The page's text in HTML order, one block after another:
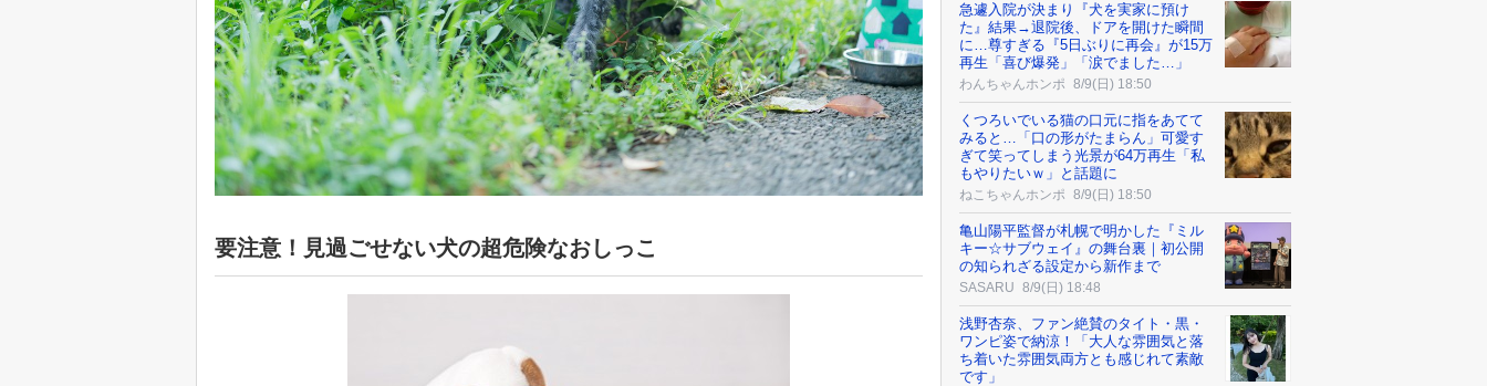
要注意！見過ごせない犬の超危険なおしっこ
急遽入院が決まり『犬を実家に預け
た』結果→退院後、ドアを開けた瞬間
に…尊すぎる『5日ぶりに再会』が15万
再生「喜び爆発」「涙でました…」
わんちゃんホンポ 8/9(日) 18:50
くつろいでいる猫の口元に指をあてて
みると…「口の形がたまらん」可愛す
ぎて笑ってしまう光景が64万再生「私
もやりたいｗ」と話題に
ねこちゃんホンポ 8/9(日) 18:50
亀山陽平監督が札幌で明かした『ミル
キー☆サブウェイ』の舞台裏｜初公開
の知られざる設定から新作まで
SASARU 8/9(日) 18:48
浅野杏奈、ファン絶賛のタイト・黒・
ワンピ姿で納涼！「大人な雰囲気と落
ち着いた雰囲気両方とも感じれて素敵
です」